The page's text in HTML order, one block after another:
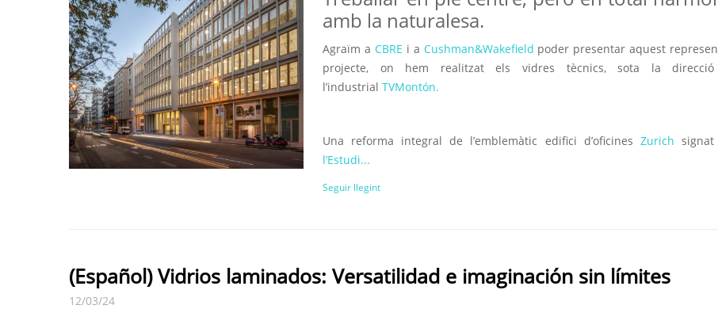
amb la naturalesa.
Agraïm a CBRE i a Cushman&Wakefield poder presentar aquest
projecte, on hem realitzat els vidres tècnics, sota la
l’industrialTVMontón.
Una reforma integral de l’emblemàtic edifici d’oficines Zurich
l’Estudi...
Seguir llegint
(Español) Vidrios laminados: Versatilidad e imaginación sin límites
12/03/24